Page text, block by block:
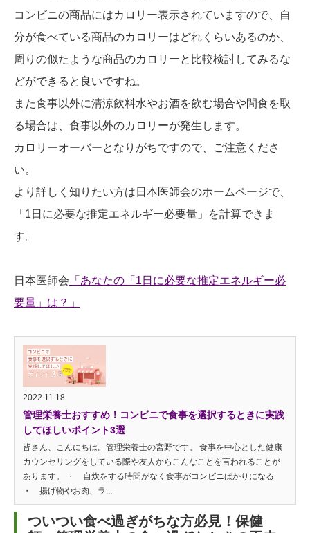
コンビニの商品にはカロリー表示されていますので、自
分が食べている商品のカロリーはどれくらいあるのか、
周りの似たような商品のカロリーと比較検討してみるな
どができると良いですね。
また食事以外に清涼飲料水やお酒を飲む場合や間食を取
る場合は、食事以外のカロリーが発生します。
カロリーオーバーとなりがちですので、ご注意くださ
い。
より詳しく知りたい方は日本医師会のホームページで、
「1日に必要な推定エネルギー必要量」を計算できま
す。
日本医師会 「あなたの「1日に必要な推定エネルギー必
要量」は？」
2022.11.18
管理栄養士おすすめ！コンビニで食事を選択するときに実践
してほしいポイント3選
皆さん、こんにちは。管理栄養士の宮野です。 食事を中心とした健康
カウンセリングをしている際や友人からこんなことを言われることが
あります。 ・ 自炊をする時間がなく食事がコンビニばかりになる
・ 揚げ物やお肉、ラ...
ついつい食べ過ぎがちな方必見！保健